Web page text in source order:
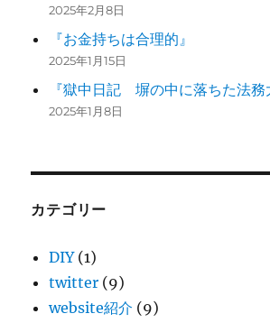
2025年2月8日
『お金持ちは合理的』
2025年1月15日
『獄中日記 塀の中に落ちた法務
2025年1月8日
カテゴリー
DIY(1)
twitter (9)
website紹介 (9)